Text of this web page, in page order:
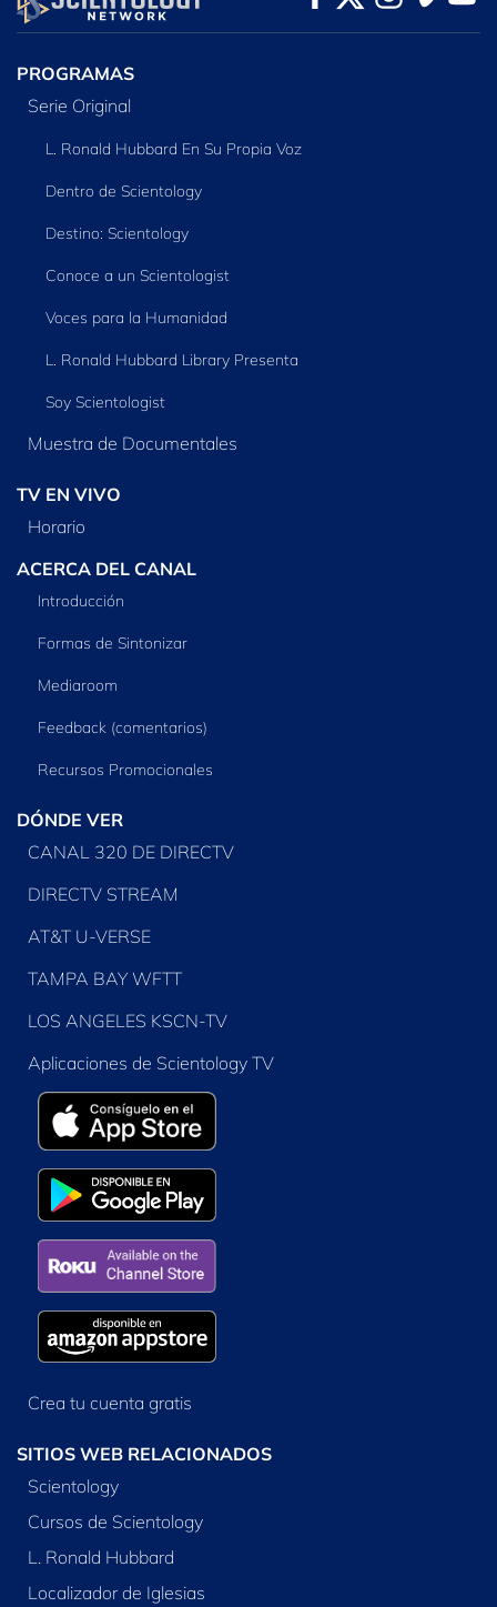
SERIES
PROGRAMAS
Serie Original
L. Ronald Hubbard En Su Propia Voz
Dentro de Scientology
Destino: Scientology
Conoce a un Scientologist
Voces para la Humanidad
L. Ronald Hubbard Library Presenta
Soy Scientologist
Muestra de Documentales
TV EN VIVO
Horario
ACERCA DEL CANAL
Introducción
Formas de Sintonizar
Mediaroom
Feedback (comentarios)
Recursos Promocionales
DÓNDE VER
CANAL 320 DE DIRECTV
DIRECTV STREAM
AT&T U-VERSE
TAMPA BAY WFTT
LOS ANGELES KSCN-TV
Aplicaciones de Scientology TV
Crea tu cuenta gratis
SITIOS WEB RELACIONADOS
Scientology
Cursos de Scientology
L. Ronald Hubbard
Localizador de Iglesias